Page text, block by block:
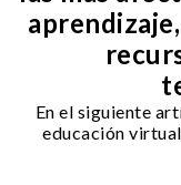
En el siguiente
educación